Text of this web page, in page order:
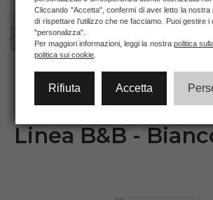
CONFIGURA CORNICE
Linea B&B -
Cliccando "Accetta", confermi di aver letto la nostra
di rispettare l’utilizzo che ne facciamo. Puoi gestire
"personalizza".
Per maggiori informazioni, leggi la nostra politica
politica sui cookie
Rifiuta Accetta